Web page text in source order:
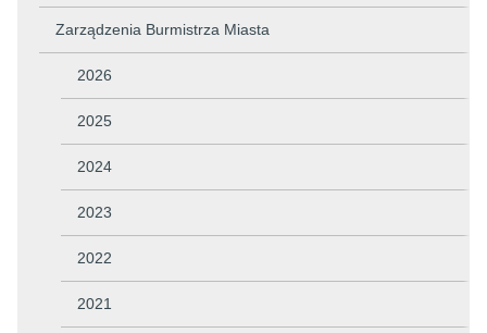
Zarządzenia Burmistrza Miasta
2026
2025
2024
2023
2022
2021